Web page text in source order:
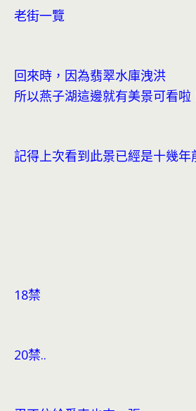
老街一覽
回來時，因為翡翠水庫洩洪
所以燕子湖這邊就有美景可看啦
記得上次看到此景已經是十幾年
18禁
20禁..